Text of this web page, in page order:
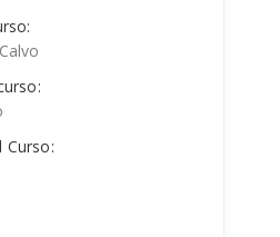
Curso: